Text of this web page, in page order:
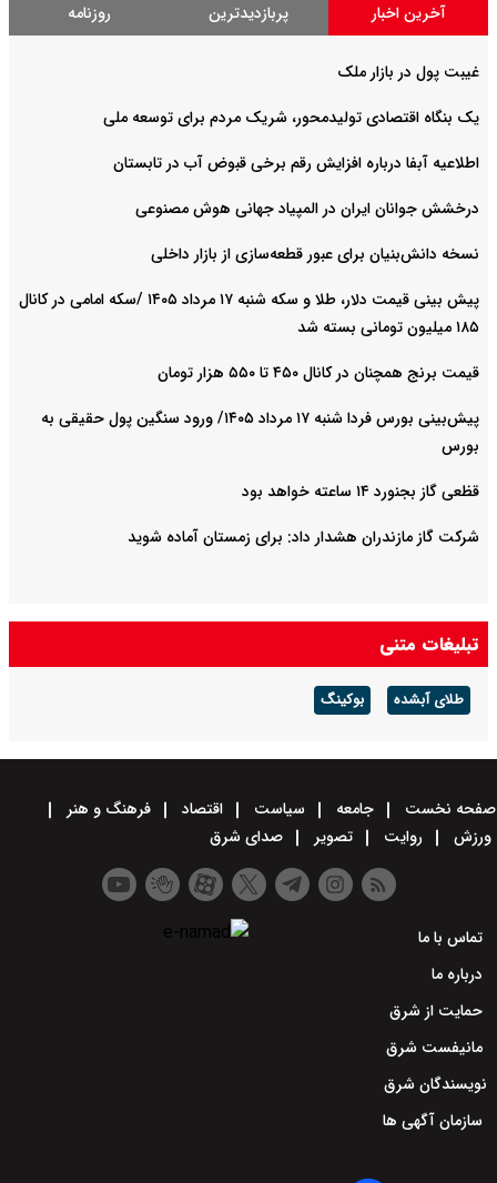
آخرین اخبار پربازدیدترین روزنامه
غیبت پول در بازار ملک
یک بنگاه اقتصادی تولیدمحور، شریک مردم برای توسعه ملی
اطلاعیه آبفا درباره افزایش رقم برخی قبوض آب در تابستان
درخشش جوانان ایران در المپیاد جهانی هوش مصنوعی
نسخه دانش‌بنیان برای عبور قطعه‌سازی از بازار داخلی
پیش ‌بینی قیمت دلار، طلا و سکه شنبه ۱۷ مرداد ۱۴۰۵ /سکه امامی در کانال
۱۸۵ میلیون تومانی بسته شد
قیمت برنج همچنان در کانال ۴۵۰ تا ۵۵۰ هزار تومان
پیش‌بینی بورس فردا شنبه ۱۷ مرداد ۱۴۰۵/ ورود سنگین پول حقیقی به
بورس
قظعی گاز بجنورد ۱۴ ساعته خواهد بود
شرکت گاز مازندران هشدار داد: برای زمستان آماده شوید
تبلیغات متنی
طلای آبشده بوکینگ
صفحه نخست جامعه سیاست اقتصاد
فرهنگ و هنر
ورزش
روایت تصویر صدای شرق
تماس با ما
درباره ما
حمایت از شرق
مانیفست شرق
نویسندگان شرق
سازمان آگهی ها